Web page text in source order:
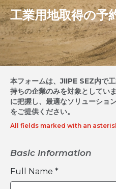
工業用地取得の予
本フォームは、JIIPE SEZ内で
持ちの企業のみを対象としてい
に把握し、最適なソリューショ
をご提供ください。
All fields marked with an
Basic Information
Full Name *